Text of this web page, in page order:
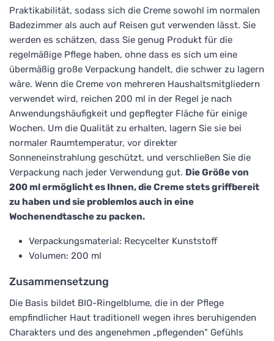
Praktikabilität, sodass sich die Creme sowohl im normalen
Badezimmer als auch auf Reisen gut verwenden lässt. Sie
werden es schätzen, dass Sie genug Produkt für die
regelmäßige Pflege haben, ohne dass es sich um eine
übermäßig große Verpackung handelt, die schwer zu lagern
wäre. Wenn die Creme von mehreren Haushaltsmitgliedern
verwendet wird, reichen 200 ml in der Regel je nach
Anwendungshäufigkeit und gepflegter Fläche für einige
Wochen. Um die Qualität zu erhalten, lagern Sie sie bei
normaler Raumtemperatur, vor direkter
Sonneneinstrahlung geschützt, und verschließen Sie die
Verpackung nach jeder Verwendung gut. Die Größe von
200 ml ermöglicht es Ihnen, die Creme stets griffbereit
zu haben und sie problemlos auch in eine
Wochenendtasche zu packen.
Verpackungsmaterial: Recycelter Kunststoff
Volumen: 200 ml
Zusammensetzung
Die Basis bildet BIO-Ringelblume, die in der Pflege
empfindlicher Haut traditionell wegen ihres beruhigenden
Charakters und des angenehmen „pflegenden" Gefühls